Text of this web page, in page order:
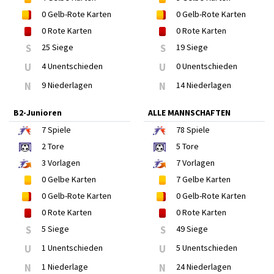
0Gelb-Rote Karten
0Rote Karten
S 25 Siege
U 4 Unentschieden
N 9 Niederlagen
0Gelb-Rote Karten
0Rote Karten
S 19 Siege
U 0 Unentschieden
N 14 Niederlagen
B2-Junioren
7Spiele
2 Tore
3 Vorlagen
0Gelbe Karten
0Gelb-Rote Karten
0Rote Karten
S 5 Siege
U 1 Unentschieden
N 1 Niederlage
ALLE MANNSCHAFTEN
78 Spiele
5 Tore
7Vorlagen
7Gelbe Karten
0Gelb-Rote Karten
0Rote Karten
S 49 Siege
U 5 Unentschieden
N 24 Niederlagen